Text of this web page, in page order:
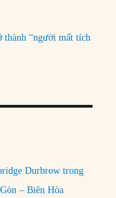
thành “người mất tích
Durbrow trong
– Biên Hòa